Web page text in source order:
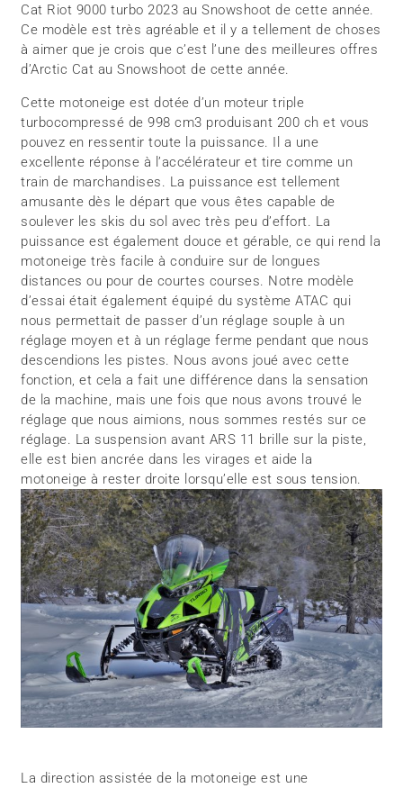
Cat Riot 9000 turbo 2023 au Snowshoot de cette année.
Ce modèle est très agréable et il y a tellement de choses
à aimer que je crois que c’est l’une des meilleures offres
d’Arctic Cat au Snowshoot de cette année.
Cette motoneige est dotée d’un moteur triple
turbocompressé de 998 cm3 produisant 200 ch et vous
pouvez en ressentir toute la puissance. Il a une
excellente réponse à l’accélérateur et tire comme un
train de marchandises. La puissance est tellement
amusante dès le départ que vous êtes capable de
soulever les skis du sol avec très peu d’effort. La
puissance est également douce et gérable, ce qui rend la
motoneige très facile à conduire sur de longues
distances ou pour de courtes courses. Notre modèle
d’essai était également équipé du système ATAC qui
nous permettait de passer d’un réglage souple à un
réglage moyen et à un réglage ferme pendant que nous
descendions les pistes. Nous avons joué avec cette
fonction, et cela a fait une différence dans la sensation
de la machine, mais une fois que nous avons trouvé le
réglage que nous aimions, nous sommes restés sur ce
réglage. La suspension avant ARS 11 brille sur la piste,
elle est bien ancrée dans les virages et aide la
motoneige à rester droite lorsqu’elle est sous tension.
La direction assistée de la motoneige est une